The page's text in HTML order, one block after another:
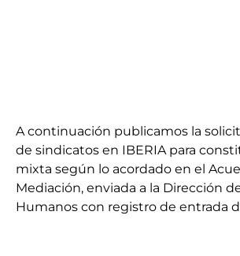
A continuación publicamos la
de sindicatos en IBERIA para
mixta según lo acordado en el
Mediación, enviada a la Dirección
Humanos con registro de entrada